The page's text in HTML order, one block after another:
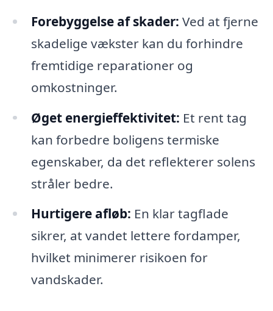
Forebyggelse af skader: Ved at fjerne
skadelige vækster kan du forhindre
fremtidige reparationer og
omkostninger.
Øget energieffektivitet: Et rent tag
kan forbedre boligens termiske
egenskaber, da det reflekterer solens
stråler bedre.
Hurtigere afløb: En klar tagflade
sikrer, at vandet lettere fordamper,
hvilket minimerer risikoen for
vandskader.